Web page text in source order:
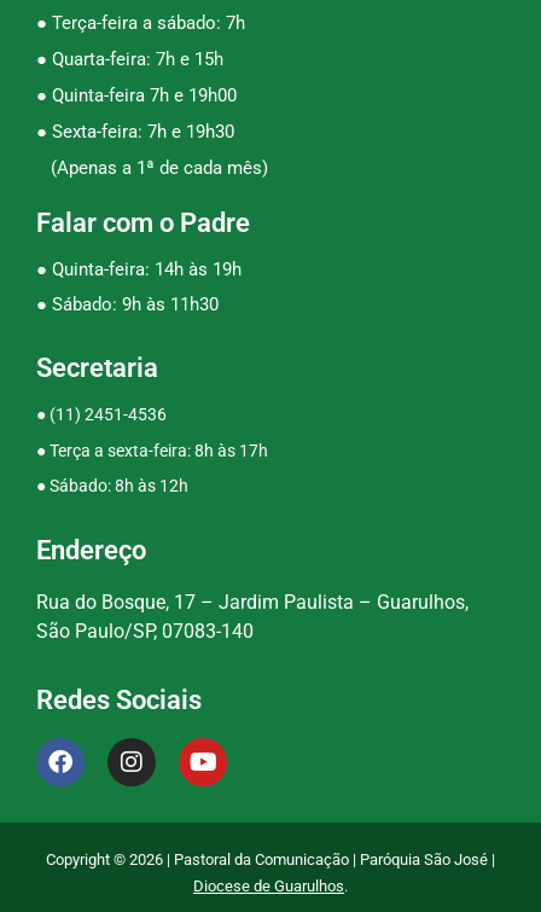
● Terça-feira a sábado: 7h
● Quarta-feira: 7h e 15h
● Quinta-feira 7h e 19h00
● Sexta-feira: 7h e 19h30
(Apenas a 1ª de cada mês)
Falar com o Padre
● Quinta-feira: 14h às 19h
● Sábado: 9h às 11h30
Secretaria
● (11) 2451-4536
● Terça a sexta-feira: 8h às 17h
● Sábado: 8h às 12h
Endereço
Rua do Bosque, 17 – Jardim Paulista – Guarulhos,
São Paulo/SP, 07083-140
Redes Sociais
Copyright © 2026 | Pastoral da Comunicação | Paróquia São José |
Diocese de Guarulhos.